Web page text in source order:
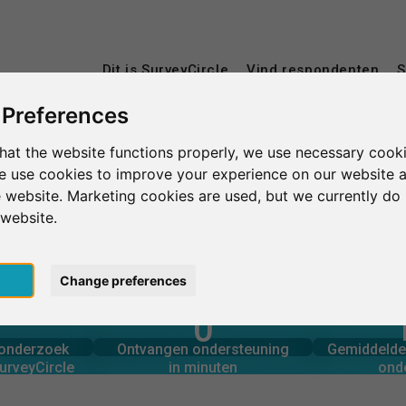
the website functions properly, we use necessary
use cookies to improve your experience on our website
website. Marketing cookies are used, but we currently
Change preferences
Dit is SurveyCircle Vind respondenten
via 0
Ontvangen ondersteuning
in minuten
0
Ondersteuning geboden
in minuten
Aantal